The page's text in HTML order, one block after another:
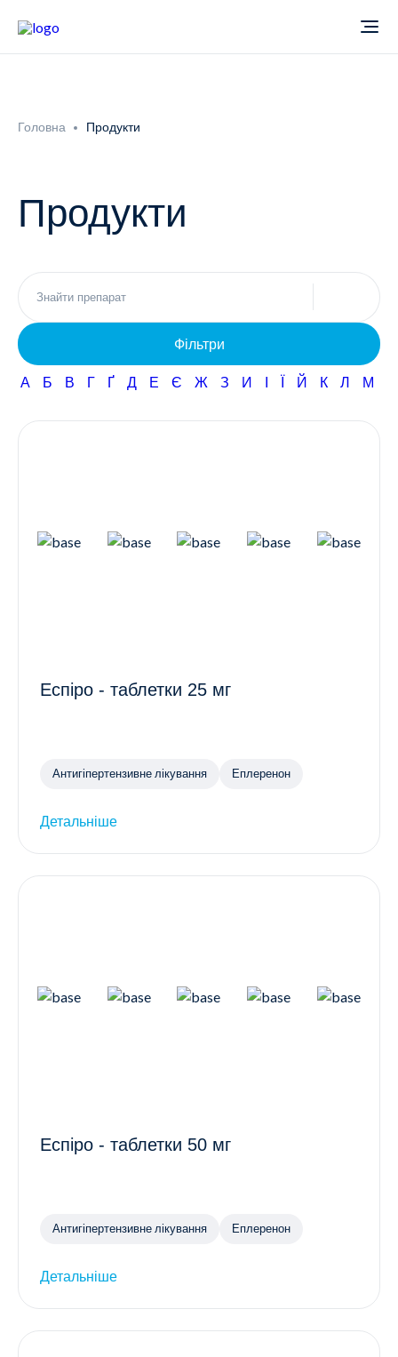
Новини
Неврологія
Фармаконагляд
Кар'єра
Головна Продукти
Продукти
Фільтри
А Б В Г Ґ Д Е Є Ж З И І Ї Й К Л М
Еспіро - таблетки 25 мг
Антигіпертензивне лікування Еплеренон
Детальніше
Еспіро - таблетки 50 мг
Антигіпертензивне лікування Еплеренон
Детальніше